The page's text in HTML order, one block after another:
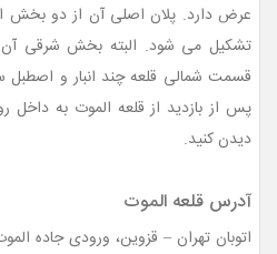
عرض دارد. پلان اصلی آن از دو بخش
تشکیل می شود. البته بخش شرقی آن
قسمت شمالی قلعه چند انبار و
پس از بازدید از قلعه الموت به داخل
دیدن کنید.
آدرس قلعه الموت
اتوبان تهران – قزوین، ورودی جاده